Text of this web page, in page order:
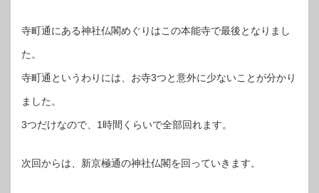
寺町通にある神社仏閣めぐりはこの本能寺で最後となりまし
た。
寺町通というわりには、お寺3つと意外に少ないことが分かり
ました。
3つだけなので、1時間くらいで全部回れます。
次回からは、新京極通の神社仏閣を回っていきます。